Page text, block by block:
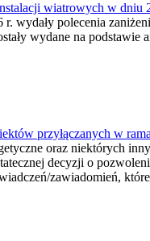
wiatrowych w dniu
wydały polecenia
wydane na
przyłączanych w
oraz niektórych
decyzji o
zawiadomień,